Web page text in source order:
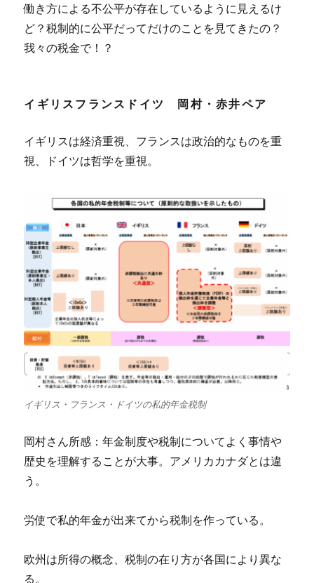
働き方による不公平が存在しているように見えるけ
ど？税制的に公平だってだけのことを見てきたの？
我々の税金で！？
イギリスフランスドイツ 岡村・赤井ペア
イギリスは経済重視、フランスは政治的なものを重
視、ドイツは哲学を重視。
イギリス・フランス・ドイツの私的年金税制
岡村さん所感：年金制度や税制についてよく事情や
歴史を理解することが大事。アメリカカナダとは違
う。
労使で私的年金が出来てから税制を作っている。
欧州は所得の概念、税制の在り方が各国により異な
る。